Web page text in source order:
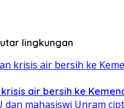
lingkungan
krisis air bersih ke